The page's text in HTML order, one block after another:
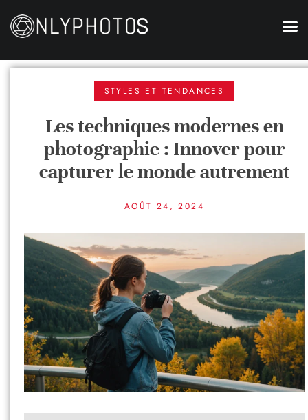
STYLES ET TENDANCES
Les techniques modernes en
photographie : Innover pour
capturer le monde autrement
AOÛT 24, 2024